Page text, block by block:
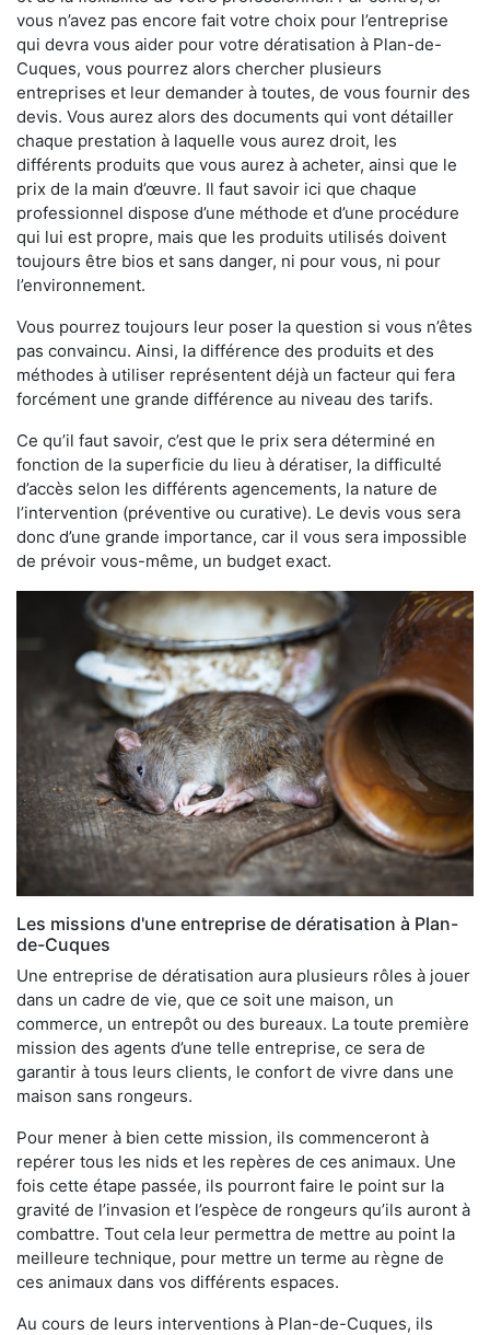
vous n’avez pas encore fait votre choix pour l’entreprise
qui devra vous aider pour votre dératisation à Plan-de-
Cuques, vous pourrez alors chercher plusieurs
entreprises et leur demander à toutes, de vous fournir des
devis. Vous aurez alors des documents qui vont détailler
chaque prestation à laquelle vous aurez droit, les
différents produits que vous aurez à acheter, ainsi que le
prix de la main d’œuvre. Il faut savoir ici que chaque
professionnel dispose d’une méthode et d’une procédure
qui lui est propre, mais que les produits utilisés doivent
toujours être bios et sans danger, ni pour vous, ni pour
l’environnement.
Vous pourrez toujours leur poser la question si vous n’êtes
pas convaincu. Ainsi, la différence des produits et des
méthodes à utiliser représentent déjà un facteur qui fera
forcément une grande différence au niveau des tarifs.
Ce qu’il faut savoir, c’est que le prix sera déterminé en
fonction de la superficie du lieu à dératiser, la difficulté
d’accès selon les différents agencements, la nature de
l’intervention (préventive ou curative). Le devis vous sera
donc d’une grande importance, car il vous sera impossible
de prévoir vous-même, un budget exact.
Les missions d'une entreprise de dératisation à Plan-
de-Cuques
Une entreprise de dératisation aura plusieurs rôles à jouer
dans un cadre de vie, que ce soit une maison, un
commerce, un entrepôt ou des bureaux. La toute première
mission des agents d’une telle entreprise, ce sera de
garantir à tous leurs clients, le confort de vivre dans une
maison sans rongeurs.
Pour mener à bien cette mission, ils commenceront à
repérer tous les nids et les repères de ces animaux. Une
fois cette étape passée, ils pourront faire le point sur la
gravité de l’invasion et l’espèce de rongeurs qu’ils auront à
combattre. Tout cela leur permettra de mettre au point la
meilleure technique, pour mettre un terme au règne de
ces animaux dans vos différents espaces.
Au cours de leurs interventions à Plan-de-Cuques, ils